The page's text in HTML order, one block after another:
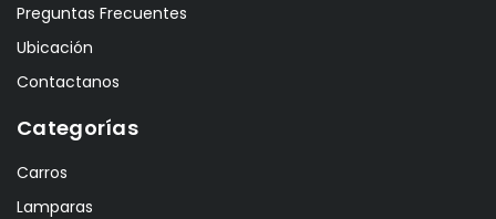
Preguntas Frecuentes
Ubicación
Contactanos
Categorías
Carros
Lamparas